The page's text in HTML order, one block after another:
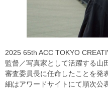
2025 65th ACC TOKYO
監督／写真家として活躍する山
審査委員長に任命したことを発
細はアワードサイトにて順次公